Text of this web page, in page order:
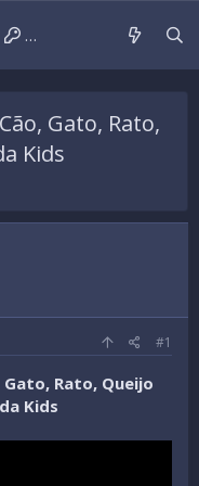
Criar conta
Gato, Rato,
Kids
#1
Rato, Queijo
Kids